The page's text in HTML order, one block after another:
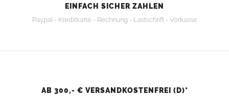
EINFACH SICHER ZAHLEN
Paypal - Kreditkarte - Rechnung - Lastschrift - Vorkasse
AB 300,- € VERSANDKOSTENFREI (D)*